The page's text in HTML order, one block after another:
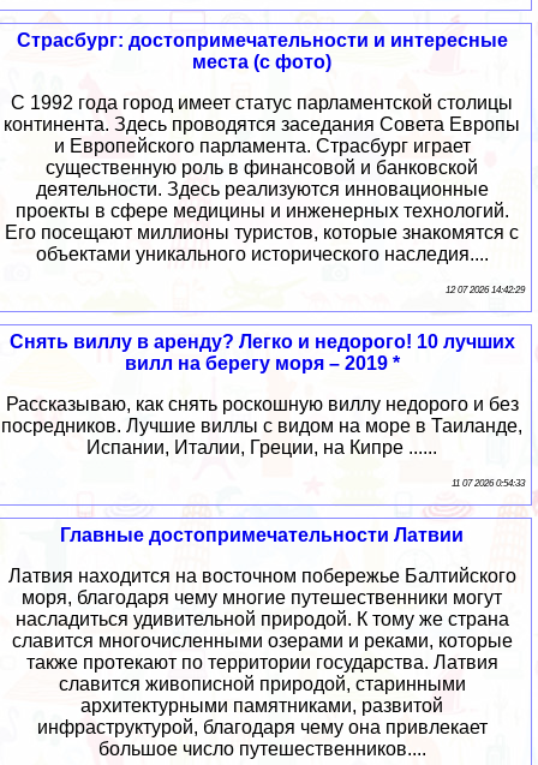
Страсбург: достопримечательности и интересные
места (с фото)
С 1992 года город имеет статус парламентской столицы
континента. Здесь проводятся заседания Совета Европы
и Европейского парламента. Страсбург играет
существенную роль в финансовой и банковской
деятельности. Здесь реализуются инновационные
проекты в сфере медицины и инженерных технологий.
Его посещают миллионы туристов, которые знакомятся с
объектами уникального исторического наследия....
12 07 2026 14:42:29
Снять виллу в аренду? Легко и недорого! 10 лучших
вилл на берегу моря – 2019 *
Рассказываю, как снять роскошную виллу недорого и без
посредников. Лучшие виллы с видом на море в Таиланде,
Испании, Италии, Греции, на Кипре ......
11 07 2026 0:54:33
Главные достопримечательности Латвии
Латвия находится на восточном побережье Балтийского
моря, благодаря чему многие путешественники могут
насладиться удивительной природой. К тому же страна
славится многочисленными озерами и реками, которые
также протекают по территории государства. Латвия
славится живописной природой, старинными
архитектурными памятниками, развитой
инфраструктурой, благодаря чему она привлекает
большое число путешественников....